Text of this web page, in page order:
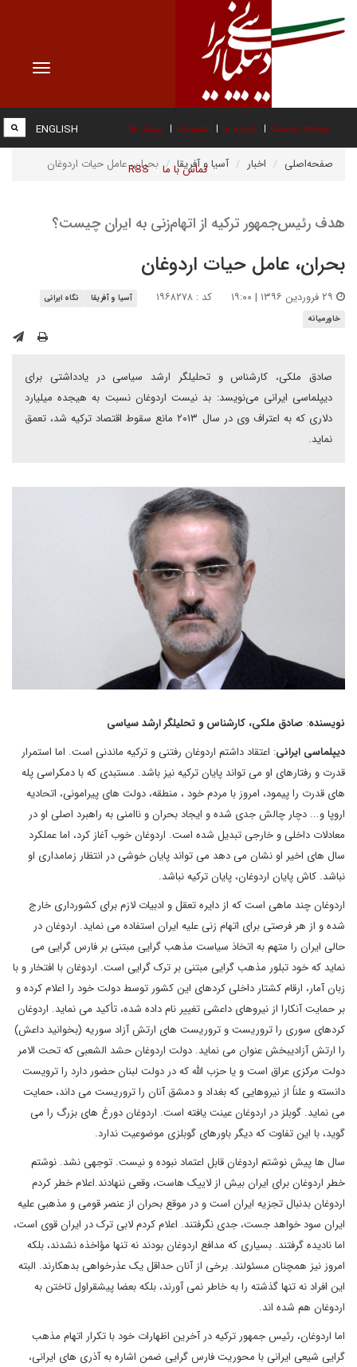
Toggle
صفحه نخست درباره ما عضویت پیوند ها
تماس با ما RSS
ENGLISH
صفحه‌اصلی اخبار آسیا و آفریقا بحران، عامل حیات اردوغان
هدف رئیس‌جمهور ترکیه از اتهام‌زنی به ایران چیست؟
بحران، عامل حیات اردوغان
کد : ۱۹۶۸۲۷۸ آسیا و آفریقا
نگاه ایرانی
خاورمیانه
صادق ملکی، کارشناس و تحلیلگر ارشد سیاسی در یادداشتی برای
دیپلماسی ایرانی می‌نویسد: بد نیست اردوغان نسبت به هیجده میلیارد
دلاری که به اعتراف وی در سال ۲۰۱۳ مانع سقوط اقتصاد ترکیه شد، تعمق
نماید.
نویسنده: صادق ملکی، کارشناس و تحلیلگر ارشد سیاسی
دیپلماسی ایرانی: اعتقاد داشتم اردوغان رفتنی و ترکیه ماندنی است. اما استمرار
قدرت و رفتارهای او می تواند پایان ترکیه نیز باشد. مستبدی که با دمکراسی پله
های قدرت را پیمود، امروز با مردم خود ، منطقه، دولت های پیرامونی، اتحادیه
اروپا و... دچار چالش جدی شده و ایجاد بحران و ناامنی به راهبرد اصلی او در
معادلات داخلی و خارجی تبدیل شده است. اردوغان خوب آغاز کرد، اما عملکرد
سال های اخیر او نشان می دهد می تواند پایان خوشی در انتظار زمامداری او
نباشد. کاش پایان اردوغان، پایان ترکیه نباشد.
اردوغان چند ماهی است که از دایره تعقل و ادبیات لازم برای کشورداری خارج
شده و از هر فرصتی برای اتهام زنی علیه ایران استفاده می نماید. اردوغان در
حالی ایران را متهم به اتخاذ سیاست مذهب گرایی مبتنی بر فارس گرایی می
نماید که خود تبلور مذهب گرایی مبتنی بر ترک گرایی است. اردوغان با افتخار و با
زبان آمار، ارقام کشتار داخلی کردهای این کشور توسط دولت خود را اعلام کرده و
بر حمایت آنکارا از نیروهای داعشی تغییر نام داده شده، تأکید می نماید. اردوغان
کردهای سوری را تروریست و تروریست های ارتش آزاد سوریه (بخوانید داعش)
را ارتش آزادیبخش عنوان می نماید. دولت اردوغان حشد الشعبی که تحت الامر
دولت مرکزی عراق است و یا حزب الله که در دولت لبنان حضور دارد را ترویست
دانسته و علناً از نیروهایی که بغداد و دمشق آنان را تروریست می داند، حمایت
می نماید. گوبلز در اردوغان عینت یافته است. اردوغان دورغ های بزرگ را می
گوید، با این تفاوت که دیگر باورهای گوبلزی موضوعیت ندارد.
سال ها پیش نوشتم اردوغان قابل اعتماد نبوده و نیست. توجهی نشد. نوشتم
خطر اردوغان برای ایران بیش از لاییک هاست، وقعی ننهادند.اعلام خطر کردم
اردوغان بدنبال تجزیه ایران است و در موقع بحران از عنصر قومی و مذهبی علیه
ایران سود خواهد جست، جدی نگرفتند. اعلام کردم لابی ترک در ایران قوی است،
اما نادیده گرفتند. بسیاری که مدافع اردوغان بودند نه تنها مؤاخذه نشدند، بلکه
امروز نیز همچنان مسئولند. برخی از آنان حداقل یک عذرخواهی بدهکارند. البته
این افراد نه تنها گذشته را به خاطر نمی آورند، بلکه بعضا پیشقراول تاختن به
اردوغان هم شده اند.
اما اردوغان، رئیس جمهور ترکیه در آخرین اظهارات خود با تکرار اتهام مذهب
گرایی شیعی ایرانی با محوریت فارس گرایی ضمن اشاره به آذری های ایرانی،